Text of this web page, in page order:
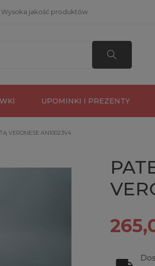
jakość produktów
UPOMINKI I PREZENTY
VERONESE AN10023V4